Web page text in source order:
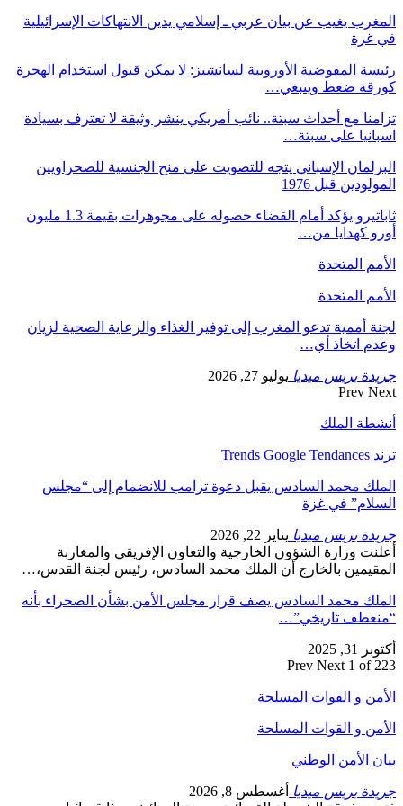
يغيب عن بيان عربي ـ إسلامي يدين الانتهاكات الإسرائيلية
المفوضية الأوروبية لسانشيز: لا يمكن قبول استخدام الهجرة
ضغط وينبغي…
مع أحداث سبتة.. نائب أمريكي ينشر وثيقة لا تعترف بسيادة
على سبتة…
الإسباني يتجه للتصويت على منح الجنسية للصحراويين
قبل 1976
ثاباتيرو يؤكد أمام القضاء حصوله على مجوهرات بقيمة 1.3 مليون
كهدايا من…
المتحدة
المتحدة
أممية تدعو المغرب إلى توفير الغذاء والرعاية الصحية لزيان
اتخاذ أي…
بريس ميديايوليو 27, 2026
Prev
الملك
محمد السادس يقبل دعوة ترامب للانضمام إلى “مجلس
في غزة
بريس ميديايناير 22, 2026
وزارة الشؤون الخارجية والتعاون الإفريقي والمغاربة
بالخارج أن الملك محمد السادس، رئيس لجنة القدس،…
محمد السادس يصف قرار مجلس الأمن بشأن الصحراء بأنه
تاريخي”…
2025
PrevNext 1 of
و القوات المسلحة
و القوات المسلحة
الأمن الوطني
بريس ميدياأغسطس 8, 2026